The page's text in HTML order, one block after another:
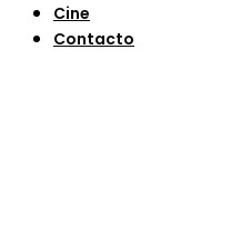
Cine
Contacto